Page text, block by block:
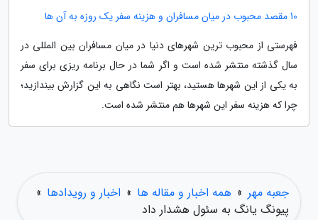
10 مقصد محبوب در میان مسافران و هزینه سفر یک روزه به آن ها
فهرستی از محبوب ترین شهرهای دنیا در میان مسافران بین المللی در
سال گذشته منتشر شده است و اگر شما در حال برنامه ریزی برای سفر
به یکی از این شهرها هستید، بهتر است نگاهی به این گزارش بیندازید؛
چرا که هزینه سفر این شهرها هم منتشر شده است.
جعبه مهر » همه اخبار و مقاله ها » اخبار و رویدادها »
پیونگ یانگ به سئول هشدار داد